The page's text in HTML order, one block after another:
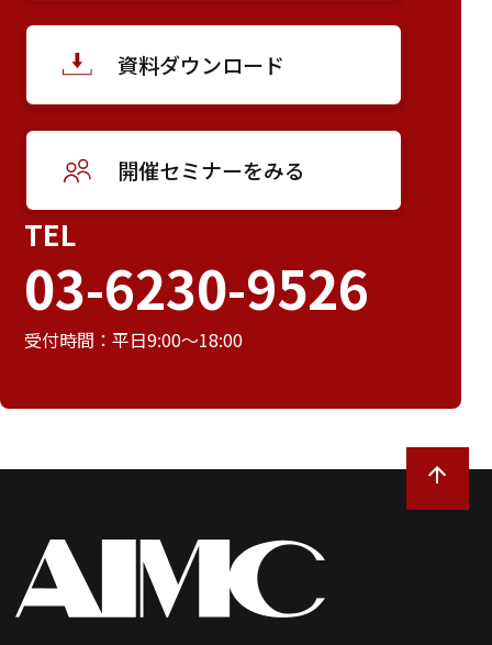
資料ダウンロード
開催セミナーをみる
TEL
03-6230-9526
受付時間：平日9:00～18:00